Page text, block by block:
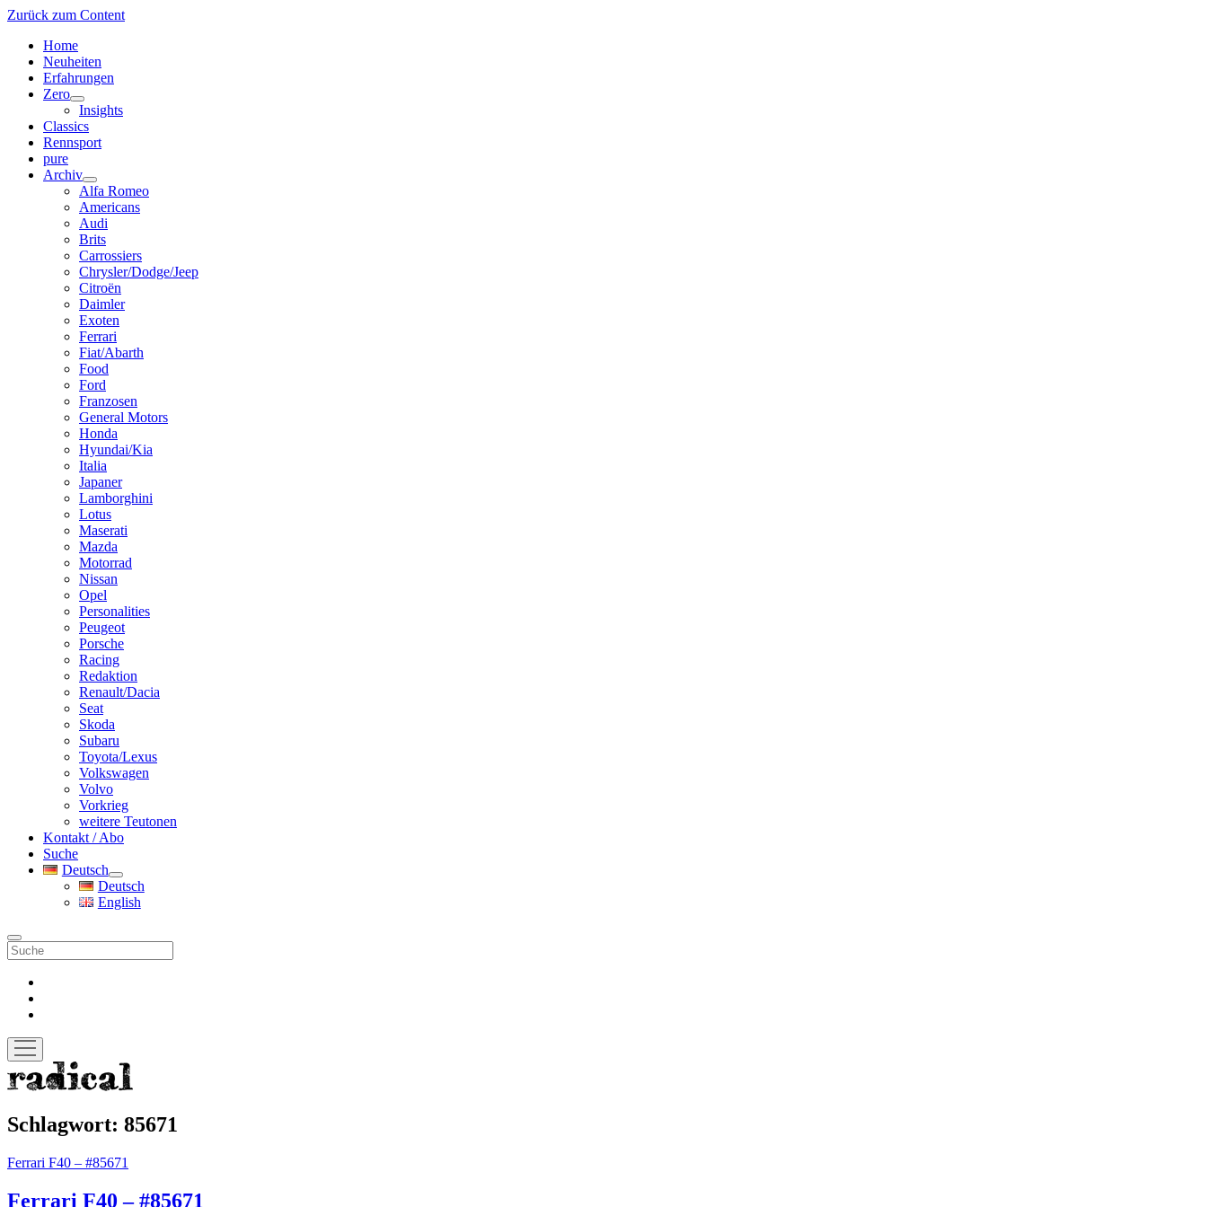
Zurück zum Content
Home
Neuheiten
Erfahrungen
Zero
Menü
öffnen
Insights
Classics
Rennsport
pure
Archiv
Menü
öffnen
Alfa Romeo
Americans
Audi
Brits
Carrossiers
Chrysler/Dodge/Jeep
Citroën
Daimler
Exoten
Ferrari
Fiat/Abarth
Food
Ford
Franzosen
General Motors
Honda
Hyundai/Kia
Italia
Japaner
Lamborghini
Lotus
Maserati
Mazda
Motorrad
Nissan
Opel
Personalities
Peugeot
Porsche
Racing
Redaktion
Renault/Dacia
Seat
Skoda
Subaru
Toyota/Lexus
Volkswagen
Volvo
Vorkrieg
weitere Teutonen
Kontakt / Abo
Suche
Deutsch
Menü
öffnen
Deutsch
English
Suche
Menü
öffnen
radicalmag
Schlagwort: 85671
Ferrari F40 – #85671
Ferrari F40 – #85671